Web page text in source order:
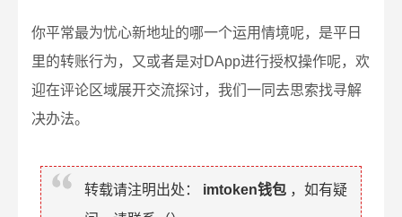
你平常最为忧心新地址的哪一个运用情境呢，是平日
里的转账行为，又或者是对DApp进行授权操作呢，欢
迎在评论区域展开交流探讨，我们一同去思索找寻解
决办法。
转载请注明出处： imtoken钱包 ，如有疑